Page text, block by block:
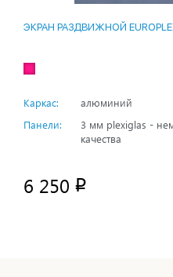
ЭКРАН РАЗДВИЖНОЙ
Каркас:
алюминий
Панели:
3 мм plexiglas -
качества
6 250 p